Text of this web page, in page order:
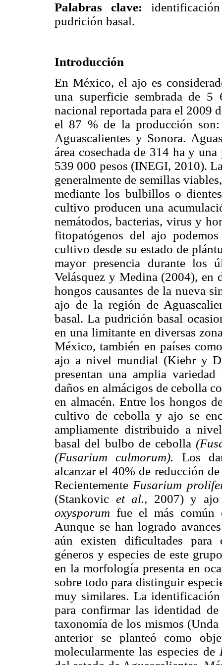
Palabras clave:
pudrición basal.
Introducción
En México, el ajo es
una superficie sembrada de
nacional reportada para el 2009
el 87 % de la producción son:
Aguascalientes y Sonora.
área cosechada de 314 ha y
539 000 pesos (INEGI, 2010).
generalmente de semillas
mediante los bulbillos o
cultivo producen una
nemátodos, bacterias, virus y
fitopatógenos del ajo
cultivo desde su estado de
mayor presencia durante los
Velásquez y Medina (2004), en
hongos causantes de la nueva
ajo de la región de
basal. La pudrición basal
en una limitante en diversas
México, también en países
ajo a nivel mundial (Kiehr y
presentan una amplia
daños en almácigos de cebolla
en almacén. Entre los hongos
cultivo de cebolla y ajo se
ampliamente distribuido a
basal del bulbo de cebolla
(Fusarium culmorum). Los
alcanzar el 40% de reducción
Recientemente Fusarium
(Stankovic et al., 2007) y
oxysporum fue el más común
Aunque se han logrado
aún existen dificultades para
géneros y especies de este
en la morfología presenta en
sobre todo para distinguir
muy similares. La
para confirmar las identidad
taxonomía de los mismos (Unda
anterior se planteó como
molecularmente las especies de